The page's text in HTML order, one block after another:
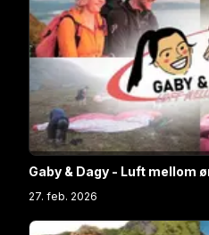
Gaby & Dagy - Luft mellom
27. feb. 2026